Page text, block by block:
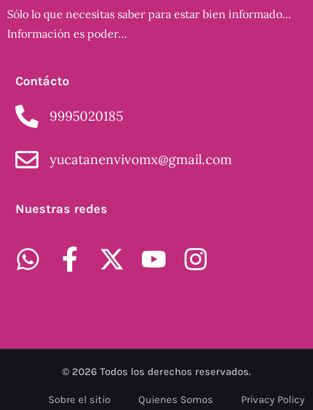
Sólo lo que necesitas saber para estar bien informado…
Información es poder…
Contácto
9995020185
yucatanenvivomx@gmail.com
Nuestras redes
© 2026 Todos los derechos reservados.
Sobre el sitio Quienes Somos Privacy Policy